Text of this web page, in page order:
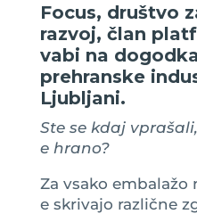
Focus, društvo
razvoj, član
vabi na
prehranske
Ljubljani.
Ste se kdaj
e hrano?
Za vsako
e skrivajo različne